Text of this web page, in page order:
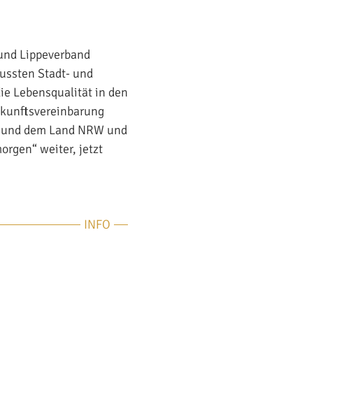
Lippeverband
Stadt- und
Lebensqualität in den
dem Land NRW und
weiter, jetzt
INFO